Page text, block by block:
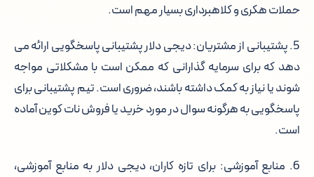
حملات هکری و کلاهبرداری بسیار مهم است.
5. پشتیبانی از مشتریان: دیجی دلار پشتیبانی پاسخگویی ارائه می
دهد که برای سرمایه گذارانی که ممکن است با مشکلاتی مواجه
شوند یا نیاز به کمک داشته باشند، ضروری است. تیم پشتیبانی برای
پاسخگویی به هرگونه سوال در مورد خرید یا فروش نات کوین آماده
است.
6. منابع آموزشی: برای تازه کاران، دیجی دلار به منابع آموزشی،